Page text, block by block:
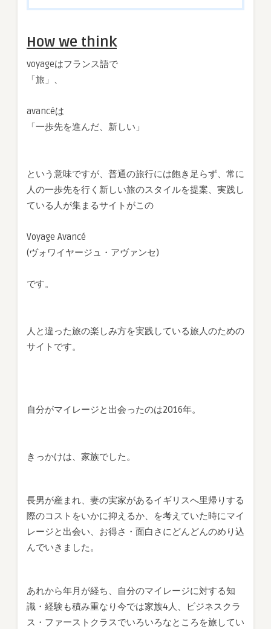
How we think
voyageはフランス語で
「旅」、
avancéは
「一歩先を進んだ、新しい」
という意味ですが、普通の旅行には飽き足らず、常に
人の一歩先を行く新しい旅のスタイルを提案、実践し
ている人が集まるサイトがこの
Voyage Avancé
(ヴォワイヤージュ・アヴァンセ)
です。
人と違った旅の楽しみ方を実践している旅人のための
サイトです。
自分がマイレージと出会ったのは2016年。
きっかけは、家族でした。
長男が産まれ、妻の実家があるイギリスへ里帰りする
際のコストをいかに抑えるか、を考えていた時にマイ
レージと出会い、お得さ・面白さにどんどんのめり込
んでいきました。
あれから年月が経ち、自分のマイレージに対する知
識・経験も積み重なり今では家族4人、ビジネスクラ
ス・ファーストクラスでいろいろなところを旅してい